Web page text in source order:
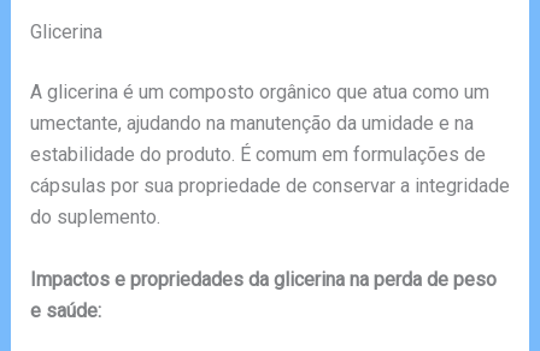
Glicerina
A glicerina é um composto orgânico que atua como um
umectante, ajudando na manutenção da umidade e na
estabilidade do produto. É comum em formulações de
cápsulas por sua propriedade de conservar a integridade
do suplemento.
Impactos e propriedades da glicerina na perda de peso
e saúde: